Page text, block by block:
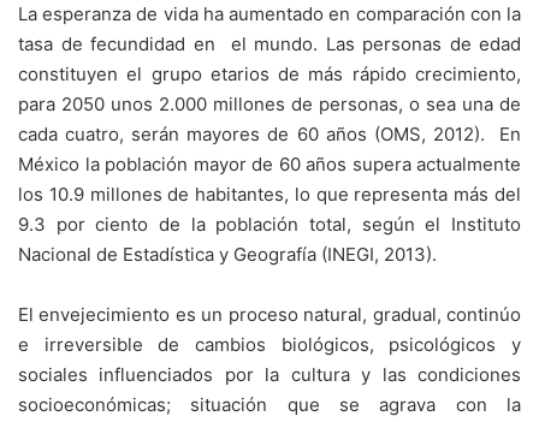
La esperanza de vida ha aumentado en comparación con la
tasa de fecundidad en el mundo. Las personas de edad
constituyen el grupo etarios de más rápido crecimiento,
para 2050 unos 2.000 millones de personas, o sea una de
cada cuatro, serán mayores de 60 años (OMS, 2012). En
México la población mayor de 60 años supera actualmente
los 10.9 millones de habitantes, lo que representa más del
9.3 por ciento de la población total, según el Instituto
Nacional de Estadística y Geografía (INEGI, 2013).
El envejecimiento es un proceso natural, gradual, continúo
e irreversible de cambios biológicos, psicológicos y
sociales influenciados por la cultura y las condiciones
socioeconómicas; situación que se agrava con la